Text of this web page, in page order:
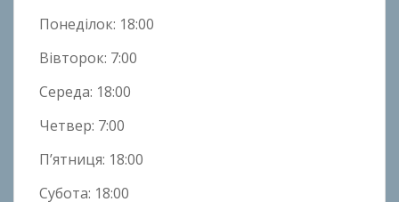
Понеділок: 18:00
Вівторок: 7:00
Середа: 18:00
Четвер: 7:00
П’ятниця: 18:00
Субота: 18:00